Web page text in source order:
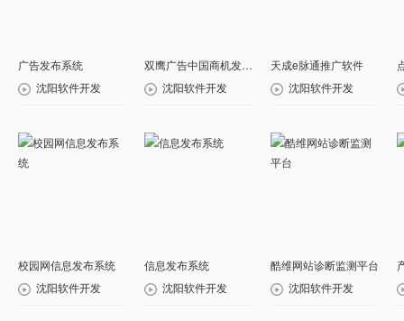
广告发布系统
沈阳软件开发
双鹰广告中国商机发布引擎
沈阳软件开发
天成e脉通推广软件
沈阳软件开发
校园网信息发布系统
沈阳软件开发
信息发布系统
沈阳软件开发
酷维网站诊断监测平台
沈阳软件开发